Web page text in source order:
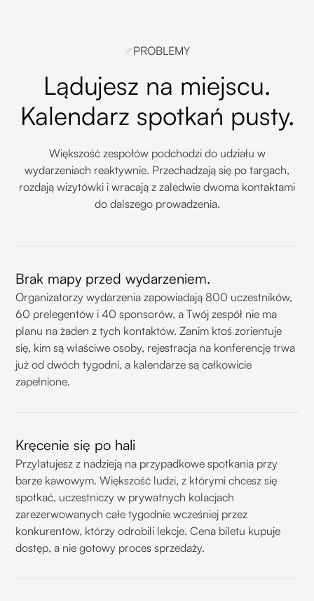
PROBLEMY
Lądujesz na miejscu.
Kalendarz spotkań pusty.
Większość zespołów podchodzi do udziału w
wydarzeniach reaktywnie. Przechadzają się po targach,
rozdają wizytówki i wracają z zaledwie dwoma kontaktami
do dalszego prowadzenia.
Brak mapy przed wydarzeniem.
Organizatorzy wydarzenia zapowiadają 800 uczestników,
60 prelegentów i 40 sponsorów, a Twój zespół nie ma
planu na żaden z tych kontaktów. Zanim ktoś zorientuje
się, kim są właściwe osoby, rejestracja na konferencję trwa
już od dwóch tygodni, a kalendarze są całkowicie
zapełnione.
Kręcenie się po hali
Przylatujesz z nadzieją na przypadkowe spotkania przy
barze kawowym. Większość ludzi, z którymi chcesz się
spotkać, uczestniczy w prywatnych kolacjach
zarezerwowanych całe tygodnie wcześniej przez
konkurentów, którzy odrobili lekcje. Cena biletu kupuje
dostęp, a nie gotowy proces sprzedaży.